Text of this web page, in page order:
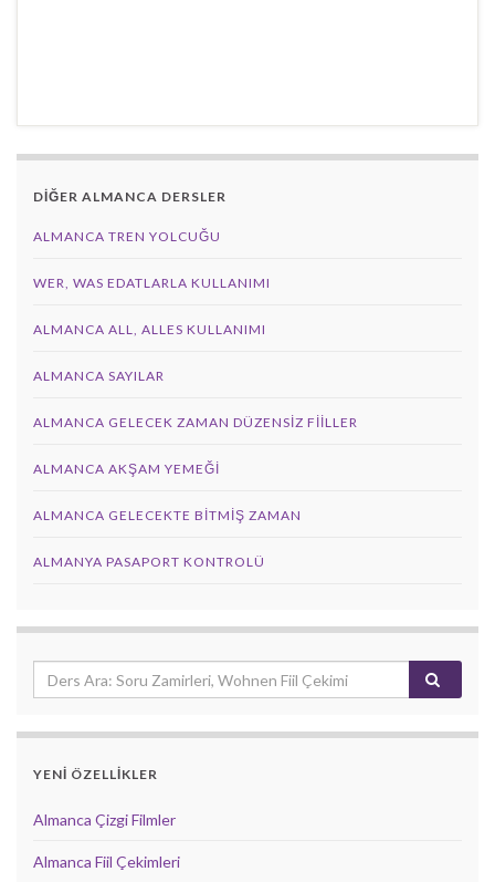
DİĞER ALMANCA DERSLER
ALMANCA TREN YOLCUĞU
WER, WAS EDATLARLA KULLANIMI
ALMANCA ALL, ALLES KULLANIMI
ALMANCA SAYILAR
ALMANCA GELECEK ZAMAN DÜZENSIZ FIILLER
ALMANCA AKŞAM YEMEĞI
ALMANCA GELECEKTE BITMIŞ ZAMAN
ALMANYA PASAPORT KONTROLÜ
YENİ ÖZELLİKLER
Almanca Çizgi Filmler
Almanca Fiil Çekimleri